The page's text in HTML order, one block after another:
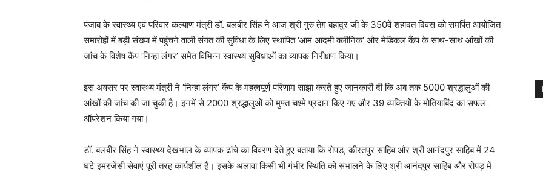
पंजाब के स्वास्थ्य एवं परिवार कल्याण मंत्री डॉ. बलबीर सिंह ने आज श्री गुरु तेग़ बहादुर जी के 350वें शहादत दिवस को समर्पित आयोजित
समारोहों में बड़ी संख्या में पहुंचने वाली संगत की सुविधा के लिए स्थापित ‘आम आदमी क्लीनिक’ और मेडिकल कैंप के साथ-साथ आंखों की
जांच के विशेष कैंप ‘निग्हा लंगर’ समेत विभिन्न स्वास्थ्य सुविधाओं का व्यापक निरीक्षण किया।
इस अवसर पर स्वास्थ्य मंत्री ने ‘निग्हा लंगर’ कैंप के महत्वपूर्ण परिणाम साझा करते हुए जानकारी दी कि अब तक 5000 श्रद्धालुओं की
आंखों की जांच की जा चुकी है। इनमें से 2000 श्रद्धालुओं को मुफ्त चश्मे प्रदान किए गए और 39 व्यक्तियों के मोतियाबिंद का सफल
ऑपरेशन किया गया।
डॉ. बलबीर सिंह ने स्वास्थ्य देखभाल के व्यापक ढांचे का विवरण देते हुए बताया कि रोपड़, कीरतपुर साहिब और श्री आनंदपुर साहिब में 24
घंटे इमरजेंसी सेवाएं पूरी तरह कार्यशील हैं। इसके अलावा किसी भी गंभीर स्थिति को संभालने के लिए श्री आनंदपुर साहिब और रोपड़ में